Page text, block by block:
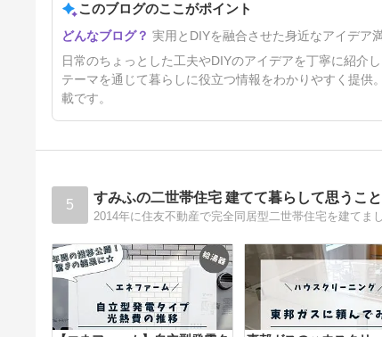
雹害を受けた納車半年のCX-
5…車両保険と下取りで新車に
2年2ヶ月前
このブログのここがポイント
実用とDIYを融合させた身近なアイデア
日常のちょっとした工夫やDIYのアイデアを丁寧に紹介
テーマを通じて暮らしに役立つ情報をわかりやすく提
載です。
5 すみふの二世帯住宅 建てて暮らして思うこと